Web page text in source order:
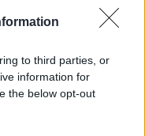
to third parties, or
information for
the below opt-out